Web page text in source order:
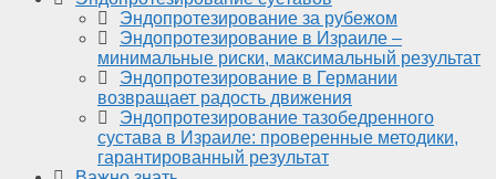
Эндопротезирование за рубежом
Эндопротезирование в Израиле –
минимальные риски, максимальный результат
Эндопротезирование в Германии
возвращает радость движения
Эндопротезирование тазобедренного
сустава в Израиле: проверенные методики,
гарантированный результат